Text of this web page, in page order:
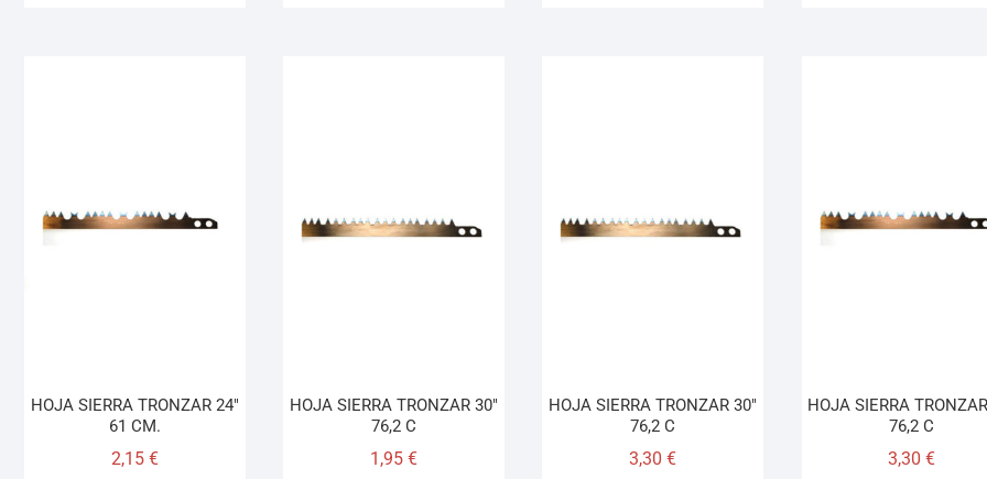
HOJA SIERRA TRONZAR 24″
61 CM.
2,15 €
HOJA SIERRA TRONZAR 30″
76,2 C
1,95€
HOJA SIERRA TRONZAR 30″
76,2 C
3,30€
HOJA SIERRA
76,2 C
3,30€